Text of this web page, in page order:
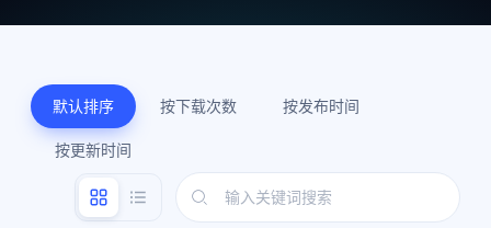
默认排序 按下载次数 按发布时间
按更新时间